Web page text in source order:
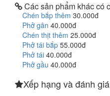
Các sản phẩm khác có
Chén bắp thêm 30.000đ
Phở gân 40.000đ
Chén thịt thêm 25.000đ
Phở tái bắp 55.000đ
Phở tái 40.000đ
Phở gầu 40.000đ
Xếp hạng và đánh giá